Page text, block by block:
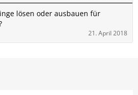
lösen oder ausbauen für
21. April 2018